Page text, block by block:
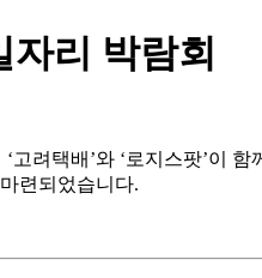
리 박람회
려택배’와 ‘로지스팟’이
련되었습니다.